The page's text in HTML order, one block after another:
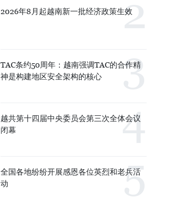
2026年8月起越南新一批经济政策生效
TAC条约50周年：越南强调TAC的合作精
神是构建地区安全架构的核心
越共第十四届中央委员会第三次全体会议
闭幕
全国各地纷纷开展感恩各位英烈和老兵活
动